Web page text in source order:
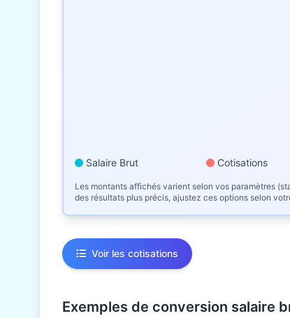
Salaire Brut Cotisations
Les montants affichés varient selon vos paramètres
des résultats plus précis, ajustez ces options selon
Voir les cotisations
Exemples de conversion salaire